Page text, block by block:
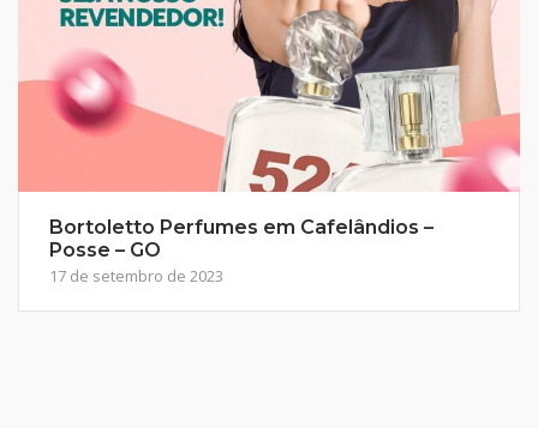
Bortoletto Perfumes em Cafelândios –
Posse – GO
17 de setembro de 2023